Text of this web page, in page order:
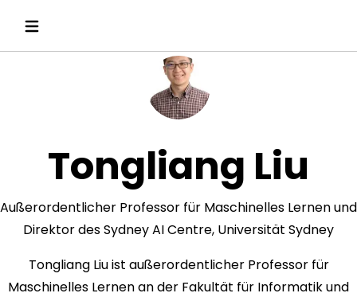
Tongliang Liu
Außerordentlicher Professor für Maschinelles Lernen und
Direktor des Sydney AI Centre, Universität Sydney
Tongliang Liu ist außerordentlicher Professor für
Maschinelles Lernen an der Fakultät für Informatik und